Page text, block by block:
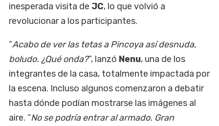
inesperada visita de JC, lo que volvió a
revolucionar a los participantes.
“Acabo de ver las tetas a Pincoya así desnuda,
boludo. ¿Qué onda?”, lanzó Nenu, una de los
integrantes de la casa, totalmente impactada por
la escena. Incluso algunos comenzaron a debatir
hasta dónde podían mostrarse las imágenes al
aire. “No se podría entrar al armado. Gran